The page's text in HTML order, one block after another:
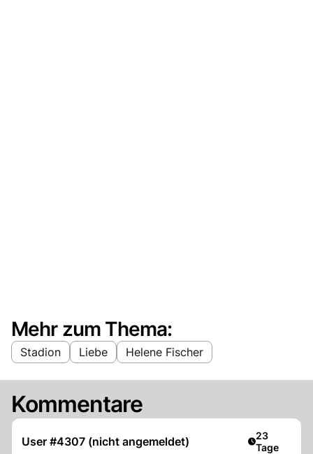
Mehr zum Thema:
Stadion Liebe Helene Fischer
Kommentare
User #4307 (nicht angemeldet) Artikel
23
Tage